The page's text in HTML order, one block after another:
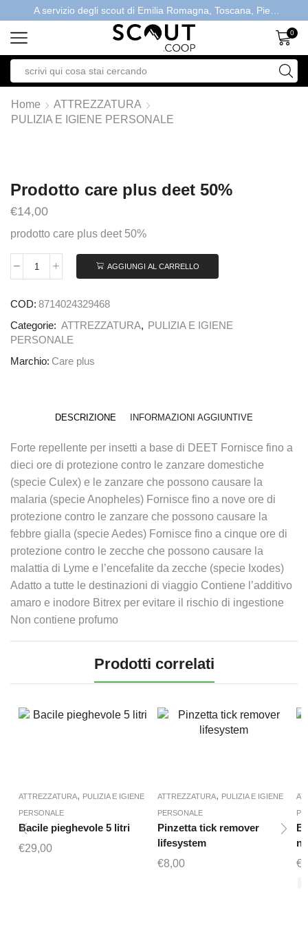
0
Home
ATTREZZATURA
PULIZIA E IGIENE PERSONALE
Prodotto care plus deet 50%
€14,00
prodotto care plus deet 50%
AGGIUNGI AL CARRELLO
COD: 8714024329468
Categorie: ATTREZZATURA, PULIZIA E IGIENE
PERSONALE
Marchio: Care plus
DESCRIZIONE INFORMAZIONI AGGIUNTIVE
Forte repellente per insetti a base di DEET Fornisce fino a
dieci ore di protezione contro le zanzare domestiche
(specie Culex) e le zanzare che possono causare la
malaria (specie Anopheles) Fornisce fino a nove ore di
protezione contro le zanzare che possono causare la
febbre gialla (specie Aedes) Fornisce fino a cinque ore di
protezione contro le zecche che possono causare la
malattia di Lyme e l’encefalite da zecche (specie Ixodes)
Adatto a tutte le destinazioni di viaggio Contiene l’additivo
amaro e inodore Bitrex per evitare il rischio di ingestione
Non contiene profumo
Prodotti correlati
ATTREZZATURA, PULIZIA E IGIENE
PERSONALE
Bacile pieghevole 5 litri
€29,00
ATTREZZATURA, PULIZIA E IGIENE
PERSONALE
Pinzetta tick remover
lifesystem
€8,00 €